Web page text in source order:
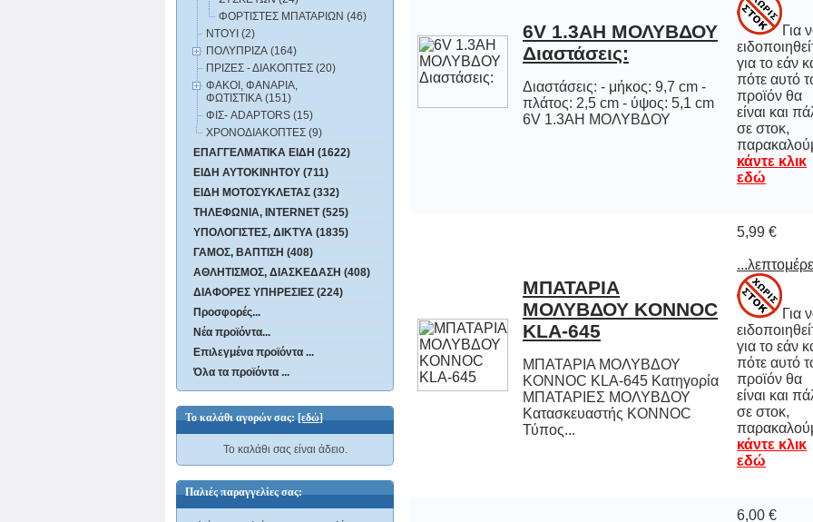
ΦΟΡΤΙΣΤΕΣ ΜΠΑΤΑΡΙΩΝ (46)
ΝΤΟΥΙ (2)
ΠΟΛΥΠΡΙΖΑ (164)
ΠΡΙΖΕΣ - ΔΙΑΚΟΠΤΕΣ (20)
ΦΑΚΟΙ, ΦΑΝΑΡΙΑ,
ΦΩΤΙΣΤΙΚΑ (151)
ΦΙΣ- ADAPTORS (15)
ΧΡΟΝΟΔΙΑΚΟΠΤΕΣ (9)
ΕΠΑΓΓΕΛΜΑΤΙΚΑ ΕΙΔΗ (1622)
ΕΙΔΗ ΑΥΤΟΚΙΝΗΤΟΥ (711)
ΕΙΔΗ ΜΟΤΟΣΥΚΛΕΤΑΣ (332)
ΤΗΛΕΦΩΝΙΑ, INTERNET (525)
ΥΠΟΛΟΓΙΣΤΕΣ, ΔΙΚΤΥΑ (1835)
ΓΑΜΟΣ, ΒΑΠΤΙΣΗ (408)
ΑΘΛΗΤΙΣΜΟΣ, ΔΙΑΣΚΕΔΑΣΗ (408)
ΔΙΑΦΟΡΕΣ ΥΠΗΡΕΣΙΕΣ (224)
Προσφορές...
Νέα προϊόντα...
Επιλεγμένα προϊόντα ...
Όλα τα προϊόντα ...
Το καλάθι αγορών σας:[εδώ]
Το καλάθι σας είναι άδειο.
Παλιές παραγγελίες σας:
6V 1.3AH ΜΟΛΥΒΔΟΥ
Διαστάσεις:
Διαστάσεις: - μήκος: 9,7 cm -
πλάτος: 2,5 cm - ύψος: 5,1 cm
6V 1.3AH ΜΟΛΥΒΔΟΥ
Για
για το εάν
πότε
προϊόν
είναι και
σε
κάντε κλικ
εδώ
ΜΠΑΤΑΡΙΑ
ΜΟΛΥΒΔΟΥ KONNOC
KLA-645
ΜΠΑΤΑΡΙΑ ΜΟΛΥΒΔΟΥ
KONNOC KLA-645 Κατηγορία
ΜΠΑΤΑΡΙΕΣ ΜΟΛΥΒΔΟΥ
Κατασκευαστής KONNOC
Τύπος...
5,99 €
Για
για το εάν
πότε
προϊόν
είναι και
σε
κάντε κλικ
εδώ
6,00 €